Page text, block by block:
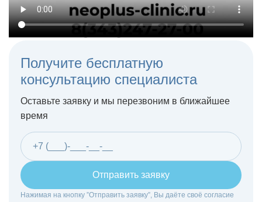
Получите бесплатную
консультацию специалиста
Оставьте заявку и мы перезвоним в ближайшее
время
Отправить заявку
Нажимая на кнопку ”Отправить заявку”, Вы даёте своё согласие